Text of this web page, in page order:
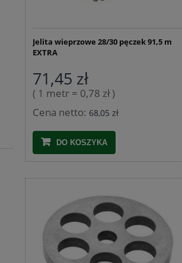
Skrzynka plastikowa na owoce i warzywa G-
65,33 zł
DO KOSZYKA
Jelita wieprzowe 28/30 pęczek 91,5 m
EXTRA
71,45 zł
( 1 metr = 0,78 zł )
Cena netto: 68,05 zł
DO KOSZYKA